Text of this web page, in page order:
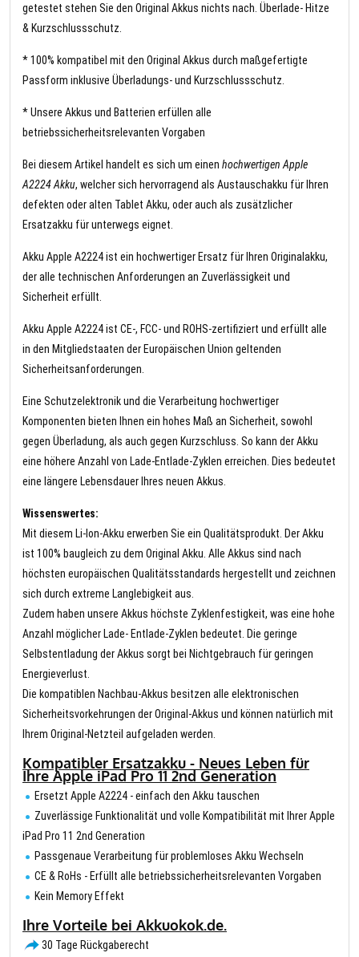
getestet stehen Sie den Original Akkus nichts nach. Überlade- Hitze
& Kurzschlussschutz.
* 100% kompatibel mit den Original Akkus durch maßgefertigte
Passform inklusive Überladungs- und Kurzschlussschutz.
* Unsere Akkus und Batterien erfüllen alle
betriebssicherheitsrelevanten Vorgaben
Bei diesem Artikel handelt es sich um einen hochwertigen Apple
A2224 Akku, welcher sich hervorragend als Austauschakku für Ihren
defekten oder alten Tablet Akku, oder auch als zusätzlicher
Ersatzakku für unterwegs eignet.
Akku Apple A2224 ist ein hochwertiger Ersatz für Ihren Originalakku,
der alle technischen Anforderungen an Zuverlässigkeit und
Sicherheit erfüllt.
Akku Apple A2224 ist CE-, FCC- und ROHS-zertifiziert und erfüllt alle
in den Mitgliedstaaten der Europäischen Union geltenden
Sicherheitsanforderungen.
Eine Schutzelektronik und die Verarbeitung hochwertiger
Komponenten bieten Ihnen ein hohes Maß an Sicherheit, sowohl
gegen Überladung, als auch gegen Kurzschluss. So kann der Akku
eine höhere Anzahl von Lade-Entlade-Zyklen erreichen. Dies bedeutet
eine längere Lebensdauer Ihres neuen Akkus.
Wissenswertes:
Mit diesem Li-Ion-Akku erwerben Sie ein Qualitätsprodukt. Der Akku
ist 100% baugleich zu dem Original Akku. Alle Akkus sind nach
höchsten europäischen Qualitätsstandards hergestellt und zeichnen
sich durch extreme Langlebigkeit aus.
Zudem haben unsere Akkus höchste Zyklenfestigkeit, was eine hohe
Anzahl möglicher Lade- Entlade-Zyklen bedeutet. Die geringe
Selbstentladung der Akkus sorgt bei Nichtgebrauch für geringen
Energieverlust.
Die kompatiblen Nachbau-Akkus besitzen alle elektronischen
Sicherheitsvorkehrungen der Original-Akkus und können natürlich mit
Ihrem Original-Netzteil aufgeladen werden.
Kompatibler Ersatzakku - Neues Leben für
Ihre Apple iPad Pro 11 2nd Generation
Ersetzt Apple A2224 - einfach den Akku tauschen
Zuverlässige Funktionalität und volle Kompatibilität mit Ihrer Apple
iPad Pro 11 2nd Generation
Passgenaue Verarbeitung für problemloses Akku Wechseln
CE & RoHs - Erfüllt alle betriebssicherheitsrelevanten Vorgaben
Kein Memory Effekt
Ihre Vorteile bei Akkuokok.de.
30 Tage Rückgaberecht